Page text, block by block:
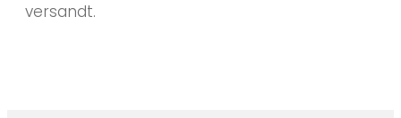
versandt.